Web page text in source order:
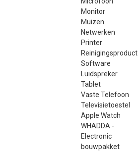
Monitor
Muizen
Netwerken
Printer
Reinigingsproduct
Software
Luidspreker
Tablet
Vaste Telefoon
Televisietoestel
Apple Watch
WHADDA -
Electronic
bouwpakket